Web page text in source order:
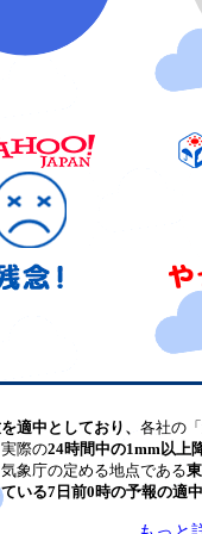
適中としており、 各社の
際の24時間中の1mm以上
象庁の定める地点である
いる7日前0時の予報の適